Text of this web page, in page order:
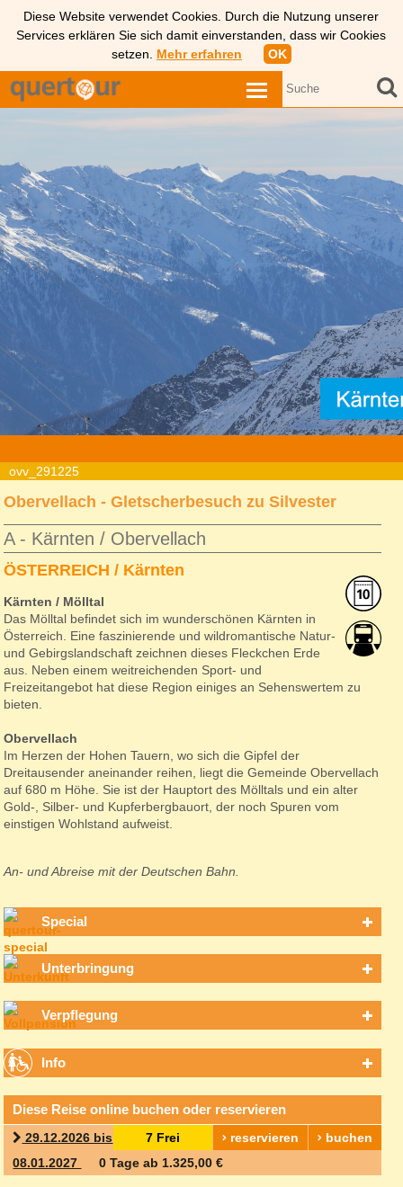
Diese Website verwendet Cookies. Durch die Nutzung unserer
Services erklären Sie sich damit einverstanden, dass wir Cookies
setzen. Mehr erfahren OK
ovv_291225
Obervellach - Gletscherbesuch zu Silvester
A - Kärnten / Obervellach
ÖSTERREICH / Kärnten
Kärnten / Mölltal
Das Mölltal befindet sich im wunderschönen Kärnten in
Österreich. Eine faszinierende und wildromantische Natur-
und Gebirgslandschaft zeichnen dieses Fleckchen Erde
aus. Neben einem weitreichenden Sport- und
Freizeitangebot hat diese Region einiges an Sehenswertem zu
bieten.
Obervellach
Im Herzen der Hohen Tauern, wo sich die Gipfel der
Dreitausender aneinander reihen, liegt die Gemeinde Obervellach
auf 680 m Höhe. Sie ist der Hauptort des Mölltals und ein alter
Gold-, Silber- und Kupferbergbauort, der noch Spuren vom
einstigen Wohlstand aufweist.
An- und Abreise mit der Deutschen Bahn.
Special
Unterbringung
Verpflegung
Info
Diese Reise online buchen oder reservieren
buchen
reservieren
7 Frei
29.12.2026 bis
08.01.2027
0 Tage ab 1.325,00 €